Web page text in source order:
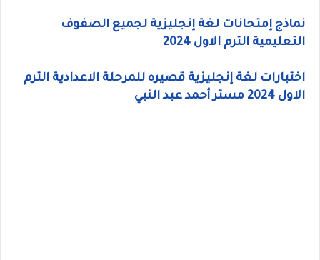
نماذج إمتحانات لغة إنجليزية لجميع الصفوف
التعليمية الترم الاول 2024
اختبارات لغة إنجليزية قصيره للمرحلة الاعدادية الترم
الاول 2024 مستر أحمد عبد النبي